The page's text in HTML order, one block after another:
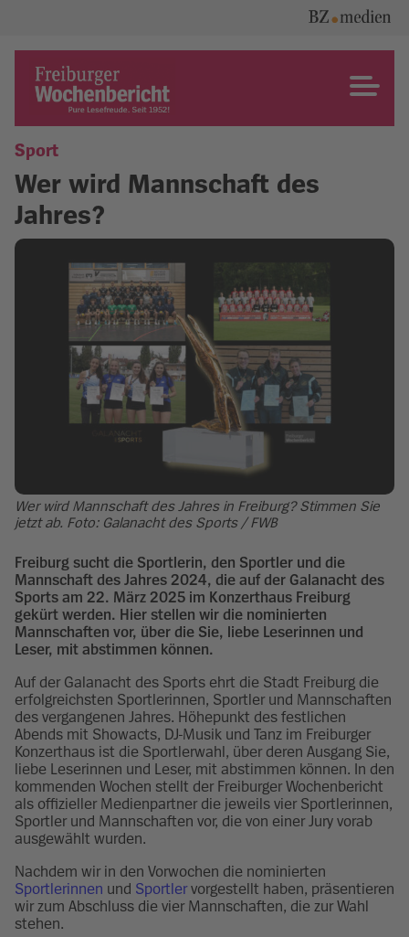
content
Freiburger Wochenbericht
Sport
Wer wird Mannschaft des
Jahres?
Wer wird Mannschaft des Jahres in Freiburg? Stimmen Sie
jetzt ab. Foto: Galanacht des Sports / FWB
Freiburg sucht die Sportlerin, den Sportler und die
Mannschaft des Jahres 2024, die auf der Galanacht des
Sports am 22. März 2025 im Konzerthaus Freiburg
gekürt werden. Hier stellen wir die nominierten
Mannschaften vor, über die Sie, liebe Leserinnen und
Leser, mit abstimmen können.
Auf der Galanacht des Sports ehrt die Stadt Freiburg die
erfolgreichsten Sportlerinnen, Sportler und Mannschaften
des vergangenen Jahres. Höhepunkt des festlichen
Abends mit Showacts, DJ-Musik und Tanz im Freiburger
Konzerthaus ist die Sportlerwahl, über deren Ausgang Sie,
liebe Leserinnen und Leser, mit abstimmen können. In den
kommenden Wochen stellt der Freiburger Wochenbericht
als offizieller Medienpartner die jeweils vier Sportlerinnen,
Sportler und Mannschaften vor, die von einer Jury vorab
ausgewählt wurden.
Nachdem wir in den Vorwochen die nominierten
Sportlerinnen und Sportlervorgestellt haben, präsentieren
wir zum Abschluss die vier Mannschaften, die zur Wahl
stehen.